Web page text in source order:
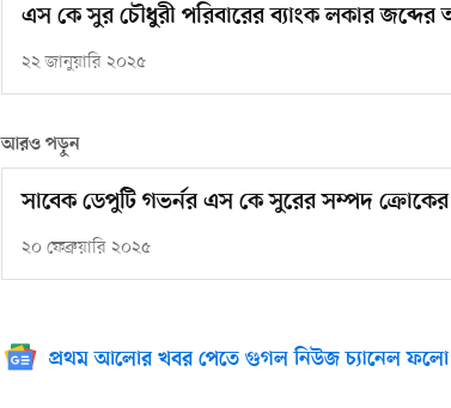
এস কে সুর চৌধুরী পরিবারের ব্যাংক লকার
২২ জানুয়ারি ২০২৫
আরও পড়ুন
সাবেক ডেপুটি গভর্নর এস কে সুরের সম্পদ
২০ ফেব্রুয়ারি ২০২৫
প্রথম আলোর খবর পেতে গুগল নিউজ চ্যানেল